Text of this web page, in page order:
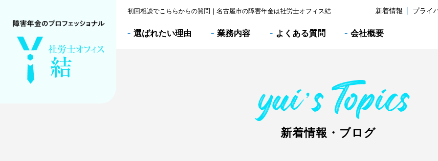
初回相談でこちらからの質問｜名古屋市の障害年金は社労士オフィス結 新着情報 プライ
- 選ばれたい理由 - 業務内容 - よくある質問 - 会社概要
新着情報・ブログ